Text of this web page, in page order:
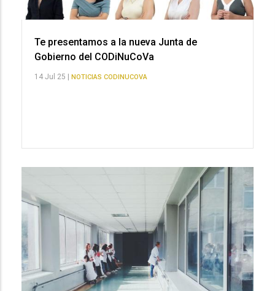
Te presentamos a la nueva Junta de
Gobierno del CODiNuCoVa
14 Jul 25 | NOTICIAS CODINUCOVA